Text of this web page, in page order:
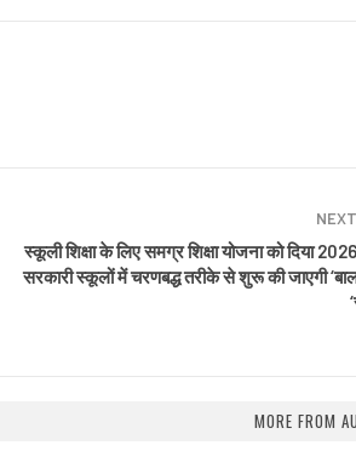
स्कूली शिक्षा के लिए समग्र शिक्षा योजना को दिया
सरकारी स्कूलों में चरणबद्ध तरीके से शुरू की जाएगी ‘बाल
MORE FROM